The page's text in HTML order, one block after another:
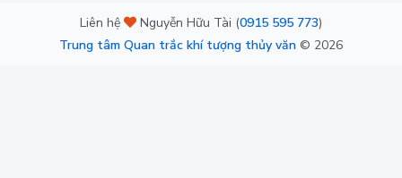
Liên hệ Nguyễn Hữu Tài (0915 595 773)
Trung tâm Quan trắc khí tượng thủy văn © 2026